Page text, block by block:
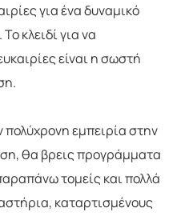
για ένα δυναμικό
κλειδί για να
είναι η σωστή
εμπειρία στην
θα βρεις προγράμματα
τομείς και πολλά
καταρτισμένους